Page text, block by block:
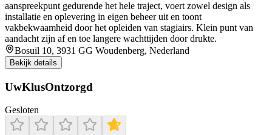
aanspreekpunt gedurende het hele traject, voert zowel design als
installatie en oplevering in eigen beheer uit en toont
vakbekwaamheid door het opleiden van stagiairs. Klein punt van
aandacht zijn af en toe langere wachttijden door drukte.
Bosuil 10, 3931 GG Woudenberg, Nederland
Bekijk details
UwKlusOntzorgd
Gesloten